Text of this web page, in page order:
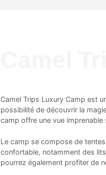
Camel Trips Luxury Camp est
possibilité de découvrir la
camp offre une vue imprenable
Le camp se compose de
confortable, notamment des
pourrez également profiter de